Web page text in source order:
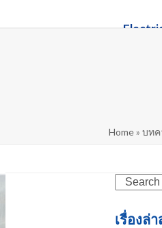
Home» บทค
เรื่องล่